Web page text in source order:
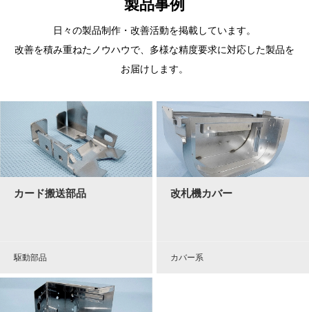
製品事例
日々の製品制作・改善活動を掲載しています。
改善を積み重ねたノウハウで、多様な精度要求に対応した製品を
お届けします。
カード搬送部品
駆動部品
改札機カバー
カバー系